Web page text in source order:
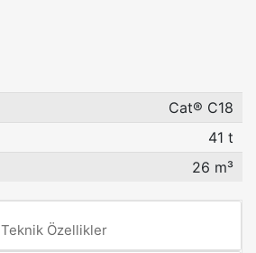
Cat® C18
41 t
26 m³
Teknik Özellikler